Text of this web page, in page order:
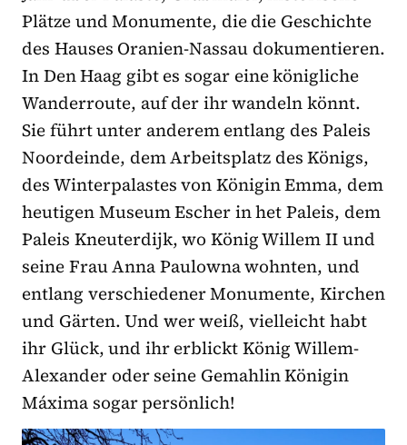
Plätze und Monumente, die die Geschichte
des Hauses Oranien-Nassau dokumentieren.
In Den Haag gibt es sogar eine königliche
Wanderroute, auf der ihr wandeln könnt.
Sie führt unter anderem entlang des Paleis
Noordeinde, dem Arbeitsplatz des Königs,
des Winterpalastes von Königin Emma, dem
heutigen Museum Escher in het Paleis, dem
Paleis Kneuterdijk, wo König Willem II und
seine Frau Anna Paulowna wohnten, und
entlang verschiedener Monumente, Kirchen
und Gärten. Und wer weiß, vielleicht habt
ihr Glück, und ihr erblickt König Willem-
Alexander oder seine Gemahlin Königin
Máxima sogar persönlich!